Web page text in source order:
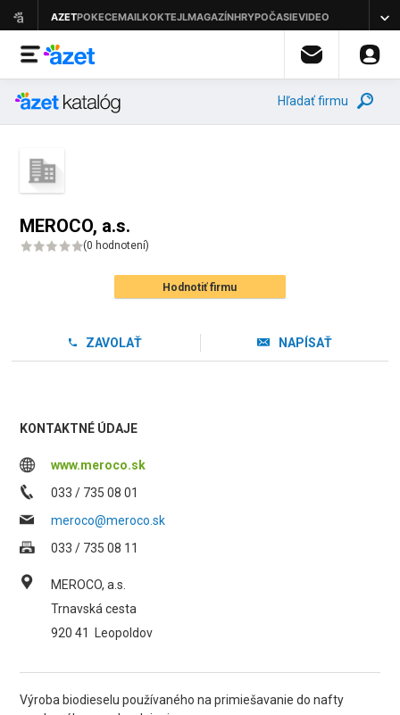
Hľadať firmu
MEROCO, a.s.
(0 hodnotení)
Hodnotiť firmu
ZAVOLAŤ NAPÍSAŤ
KONTAKTNÉ ÚDAJE
www.meroco.sk
033 / 735 08 01
meroco@meroco.sk
033 / 735 08 11
MEROCO, a.s.
Trnavská cesta
920 41
Leopoldov
Výroba biodieselu používaného na primiešavanie do nafty